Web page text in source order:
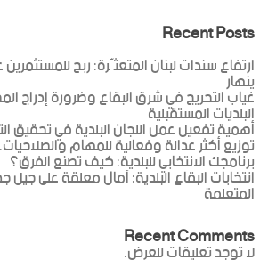
Recent Posts
ارتفاع سندات لبنان المتعثّرة: ربح
ينهار
غياب التحريج في شرق البقاع وضرورة إدراج
البلديات المستقبلية
أهمية تفعيل عمل اللجان البلدية في تحقيق
توزيع أكثر عدالة وفعالية للمهام والصلاحيات.
برنامجك الانتخابي للبلدية: كيف تصنع الفرق؟
انتخابات البقاع البلدية: آمال معلقة على جيل
المتعلمة
Recent Comments
لا توجد تعليقات للعرض.